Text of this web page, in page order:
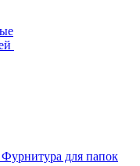
Фурнитура для папок